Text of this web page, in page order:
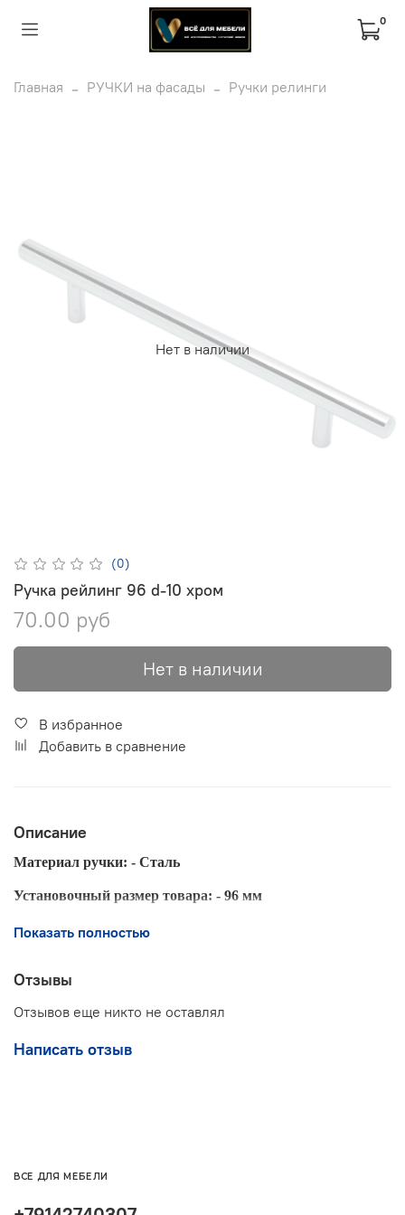
0
Главная РУЧКИ на фасады Ручки релинги
Нет в наличии
(0)
Ручка рейлинг 96 d-10 хром
70.00 руб
Нет в наличии
В избранное
Добавить в сравнение
Описание
Материал ручки: - Сталь
Установочный размер товара: - 96 мм
Длина товара: - 156 мм
Показать полностью
Отзывы
Отзывов еще никто не оставлял
Написать отзыв
ВСЕ ДЛЯ МЕБЕЛИ